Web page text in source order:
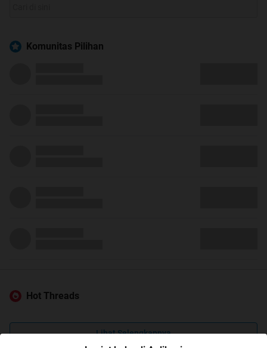
Komunitas Pilihan
Hot Threads
Lihat Selengkapnya